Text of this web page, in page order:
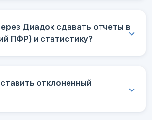
Диадок сдавать отчеты в
ПФР) и статистику?
отклоненный